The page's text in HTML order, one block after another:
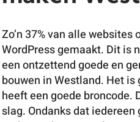
Zo’n 37% van alle
WordPress gemaakt. Dit is
een ontzettend goede en
bouwen in Westland. Het
heeft een goede broncode.
slag. Ondanks dat